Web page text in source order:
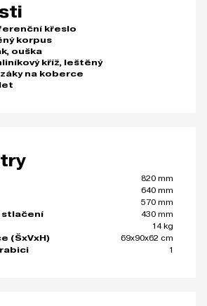
křeslo
korpus
ouška
kříž, leštěný
na koberce
820 mm
640 mm
570 mm
stlačení
430 mm
14 kg
(ŠxVxH)
69x90x62 cm
1